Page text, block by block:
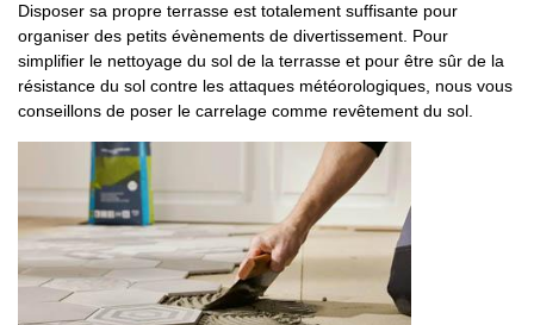
Disposer sa propre terrasse est totalement suffisante pour
organiser des petits évènements de divertissement. Pour
simplifier le nettoyage du sol de la terrasse et pour être sûr de la
résistance du sol contre les attaques météorologiques, nous vous
conseillons de poser le carrelage comme revêtement du sol.